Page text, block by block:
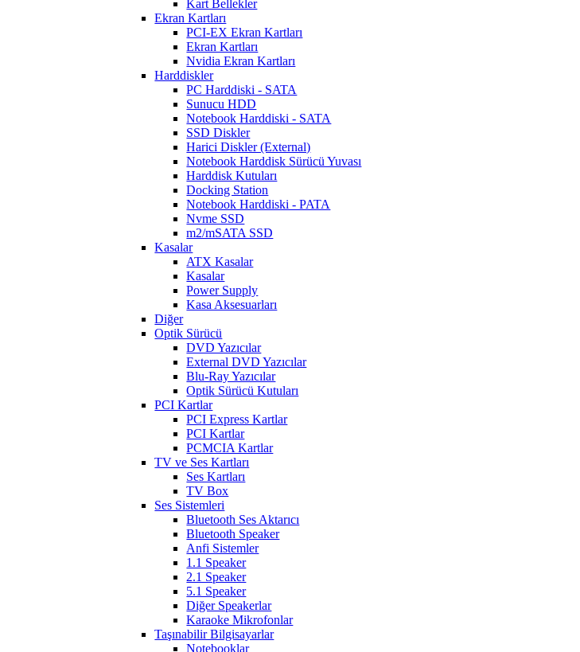
Kart Bellekler
Ekran Kartları
PCI-EX Ekran Kartları
Ekran Kartları
Nvidia Ekran Kartları
Harddiskler
PC Harddiski - SATA
Sunucu HDD
Notebook Harddiski - SATA
SSD Diskler
Harici Diskler (External)
Notebook Harddisk Sürücü Yuvası
Harddisk Kutuları
Docking Station
Notebook Harddiski - PATA
Nvme SSD
m2/mSATA SSD
Kasalar
ATX Kasalar
Kasalar
Power Supply
Kasa Aksesuarları
Diğer
Optik Sürücü
DVD Yazıcılar
External DVD Yazıcılar
Blu-Ray Yazıcılar
Optik Sürücü Kutuları
PCI Kartlar
PCI Express Kartlar
PCI Kartlar
PCMCIA Kartlar
TV ve Ses Kartları
Ses Kartları
TV Box
Ses Sistemleri
Bluetooth Ses Aktarıcı
Bluetooth Speaker
Anfi Sistemler
1.1 Speaker
2.1 Speaker
5.1 Speaker
Diğer Speakerlar
Karaoke Mikrofonlar
Taşınabilir Bilgisayarlar
Notebooklar